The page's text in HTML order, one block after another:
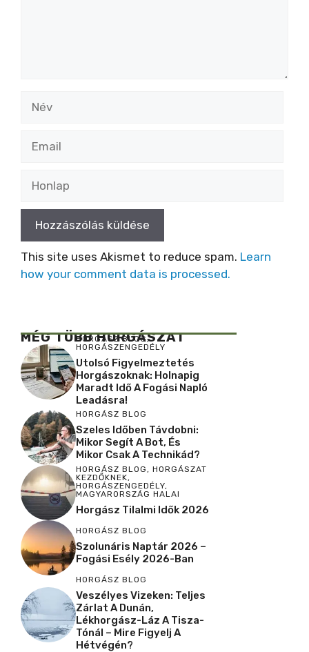
This site uses Akismet to reduce spam. Learn
how your comment data is processed.
MÉG TÖBB HORGÁSZAT
HORGÁSZ BLOG,
HORGÁSZENGEDÉLY
Utolsó Figyelmeztetés
Horgászoknak: Holnapig
Maradt Idő A Fogási Napló
Leadásra!
HORGÁSZ BLOG
Szeles Időben Távdobni:
Mikor Segít A Bot, És
Mikor Csak A Technikád?
HORGÁSZ BLOG, HORGÁSZAT
KEZDŐKNEK,
HORGÁSZENGEDÉLY,
MAGYARORSZÁG HALAI
Horgász Tilalmi Idők 2026
HORGÁSZ BLOG
Szolunáris Naptár 2026 –
Fogási Esély 2026-Ban
HORGÁSZ BLOG
Veszélyes Vizeken: Teljes
Zárlat A Dunán,
Lékhorgász-Láz A Tisza-
Tónál – Mire Figyelj A
Hétvégén?